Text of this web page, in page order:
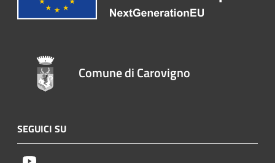
Comune di Carovigno
SEGUICI SU